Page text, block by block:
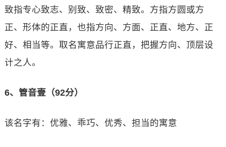
致指专心致志、别致、致密、精致。方指方圆或方
正、形体的正直，也指方向、方面、正直、地方、正
好、相当等。取名寓意品行正直，把握方向、顶层设
计之人。
6、管音壹（92分）
该名字有：优雅、乖巧、优秀、担当的寓意